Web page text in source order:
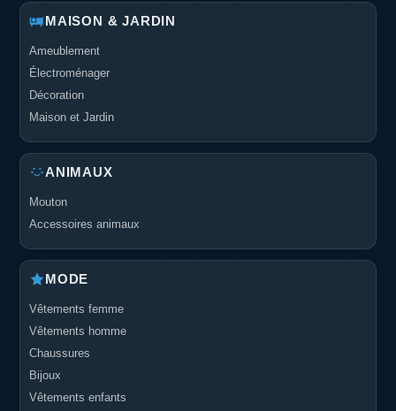
MAISON & JARDIN
Ameublement
Électroménager
Décoration
Maison et Jardin
ANIMAUX
Mouton
Accessoires animaux
MODE
Vêtements femme
Vêtements homme
Chaussures
Bijoux
Vêtements enfants